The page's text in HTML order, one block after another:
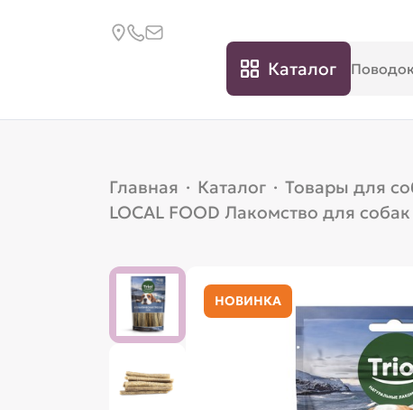
Каталог
Главная · Каталог · Товары для
LOCAL FOOD Лакомство для
НОВИНКА